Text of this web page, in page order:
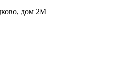
дом 2М